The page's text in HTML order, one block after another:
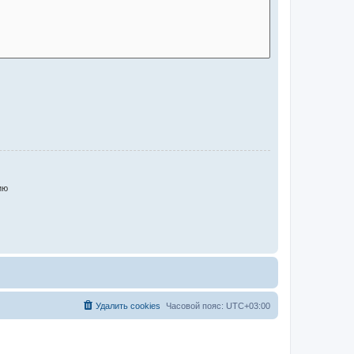
Часовой пояс: UTC+03:00
Удалить cookies